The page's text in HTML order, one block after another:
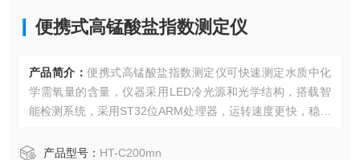
便携式高锰酸盐指数测定仪
产品简介： 便携式高锰酸盐指数测定仪可快速测定水质中化
学需氧量的含量，仪器采用LED冷光源和光学结构，搭载智
能检测系统，采用ST32位ARM处理器，运转速度更快，稳定
化工、造纸、制药、印染、纺织、皮革、酿酒、电子、市政
产品型号： HT-C200mn